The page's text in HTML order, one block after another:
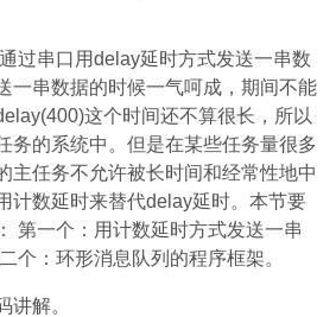
过串口用delay延时方式发送一串数
一串数据的时候一气呵成，期间不能
这个时间还不算很长，所以
务的系统中。但是在某些任务量很多
主任务不允许被长时间和经常性地中
计数延时来替代delay延时。本节要
第一个：用计数延时方式发送一串
个：环形消息队列的程序框架。
讲解。